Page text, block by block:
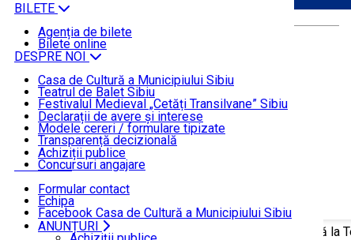
BILETE
ȘTIRI
DESPRE NOI
INFORMAȚII DE INTERES PUBLIC
ANUNȚURI
CONTACT
Agenția de bilete
Bilete online
Casa de Cultură a Municipiului Sibiu
Teatrul de Balet Sibiu
Festivalul Medieval „Cetăți Transilvane” Sibiu
Funcționare
Declarații de avere și interese
Modele cereri / formulare tipizate
Transparență decizională
Achiziții publice
Concursuri angajare
Formular contact
Echipa
Facebook Casa de Cultură a Municipiului Sibiu
Facebook Teatrul de Balet Sibiu
Instagram Teatrul de Balet Sibiu
ANUNȚURI
Acasă ȘTIRI „Noaptea Valpurgiei”, o nouă premieră la